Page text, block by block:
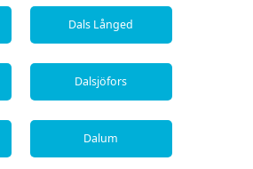
Dals Långed
Dalsjöfors
Dalum